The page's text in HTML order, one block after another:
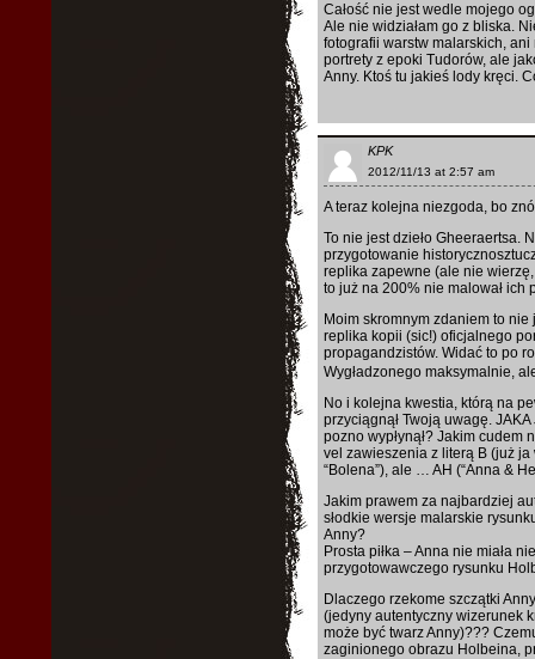
Całość nie jest wedle mojego
Ale nie widziałam go z bliska.
fotografii warstw malarskich,
portrety z epoki Tudorów, ale
Anny. Ktoś tu jakieś lody kręci.
KPK
2012/11/13 at 2:57 am
A teraz kolejna niezgoda, bo
To nie jest dzieło Gheeraertsa.
przygotowanie
replika zapewne (ale nie wierzę,
to już na 200% nie malował ich
Moim skromnym zdaniem to
replika kopii (sic!) oficjalnego
propagandzistów. Widać to po
Wygładzonego maksymalnie,
No i kolejna kwestia, którą na
przyciągnął Twoją uwagę.
pozno wypłynął? Jakim cudem
vel zawieszenia z literą B (już ja
“Bolena”), ale … AH (“Anna &
Jakim prawem za najbardziej
słodkie wersje malarskie
Anny?
Prosta piłka – Anna nie miała
przygotowawczego rysunku
Dlaczego rzekome szczątki
(jedyny autentyczny wizerunek
może być twarz Anny)???
zaginionego obrazu Holbeina,